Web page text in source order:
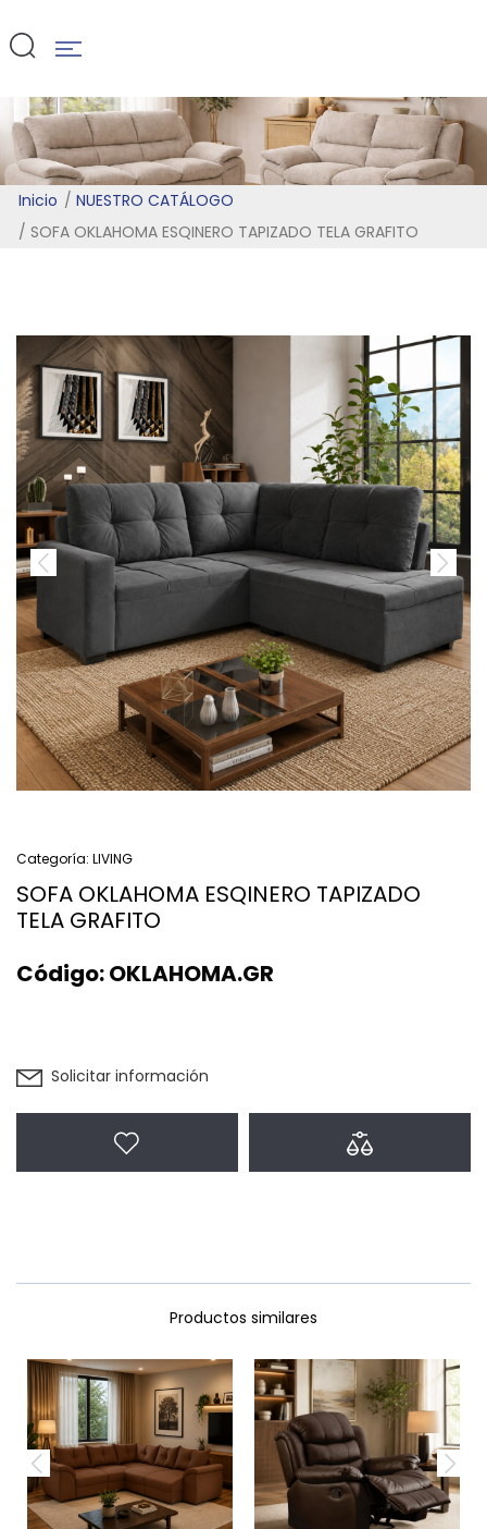
Inicio
NUESTRO CATÁLOGO
SOFA OKLAHOMA ESQINERO TAPIZADO TELA GRAFITO
Categoría: LIVING
SOFA OKLAHOMA ESQINERO TAPIZADO
TELA GRAFITO
Código:OKLAHOMA.GR
Solicitar información
Productos similares